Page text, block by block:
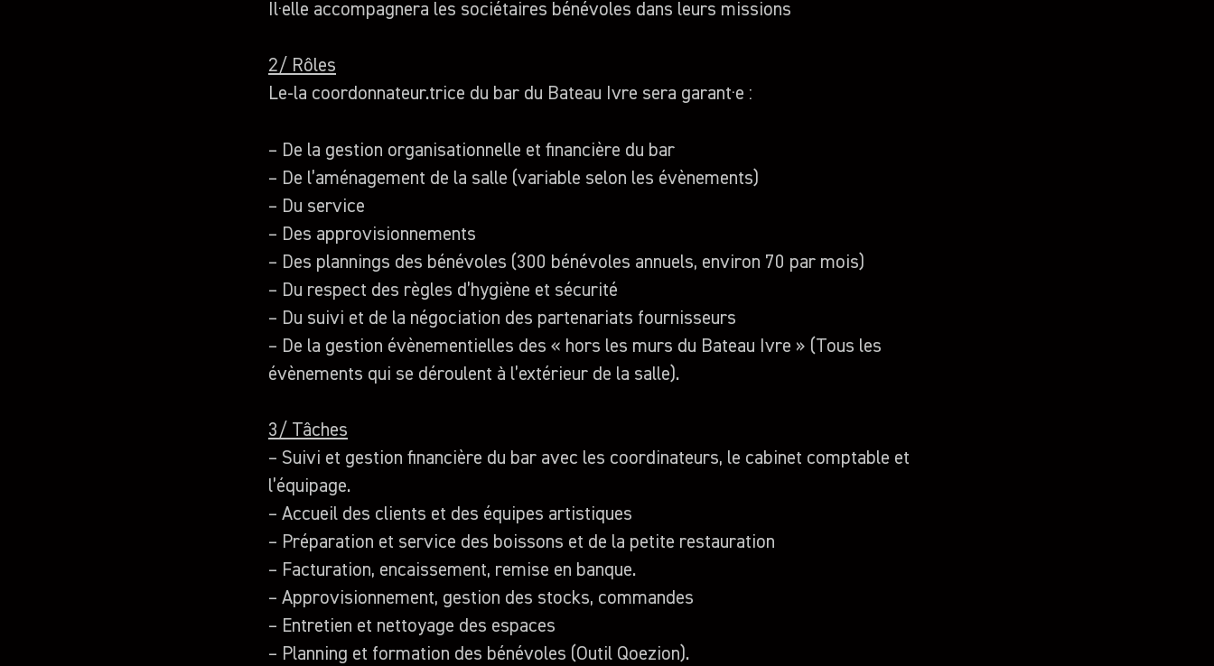
Il·elle accompagnera les sociétaires bénévoles dans leurs missions
2/ Rôles
Le-la coordonnateur.trice du bar du Bateau Ivre sera garant·e :
– De la gestion organisationnelle et financière du bar
– De l’aménagement de la salle (variable selon les évènements)
– Du service
– Des approvisionnements
– Des plannings des bénévoles (300 bénévoles annuels, environ 70 par mois)
– Du respect des règles d’hygiène et sécurité
– Du suivi et de la négociation des partenariats fournisseurs
– De la gestion évènementielles des « hors les murs du Bateau Ivre » (Tous les
évènements qui se déroulent à l’extérieur de la salle).
3/ Tâches
– Suivi et gestion financière du bar avec les coordinateurs, le cabinet comptable et
l’équipage.
– Accueil des clients et des équipes artistiques
– Préparation et service des boissons et de la petite restauration
– Facturation, encaissement, remise en banque.
– Approvisionnement, gestion des stocks, commandes
– Entretien et nettoyage des espaces
– Planning et formation des bénévoles (Outil Qoezion).